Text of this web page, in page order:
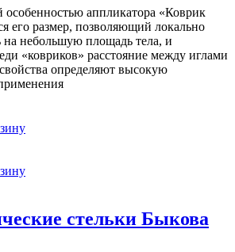
особенностью аппликатора «Коврик
его размер, позволяющий локально
на небольшую площадь тела, и
«ковриков» расстояние между иглами
определяют высокую
стельки Быкова